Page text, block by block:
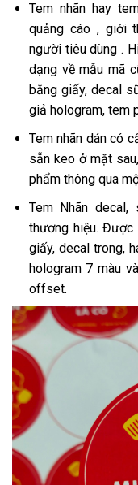
Tem nhãn hay
quảng cáo , giới
người tiêu dùng .
dạng về mẫu mã
bằng giấy, decal
giả hologram, tem
Tem nhãn dán có
sẵn keo ở mặt
phẩm thông qua
Tem Nhãn
thương hiệu.
giấy, decal trong,
hologram 7 màu
offset.